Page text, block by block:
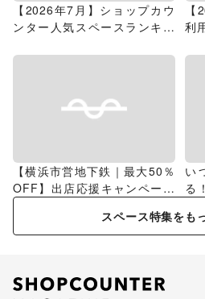
【2026年7月】ショップカウ
ンター人気スペースランキン
利
【横浜市営地下鉄｜最大50％
OFF】出店応援キャンペーン
特集
い
る
スペース特集をも